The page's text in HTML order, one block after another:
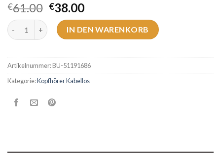
€61.00 €38.00
kopfhörer kabellos MengeIN DEN WARENKORB
Artikelnummer:BU-51191686
Kategorie:Kopfhörer Kabellos